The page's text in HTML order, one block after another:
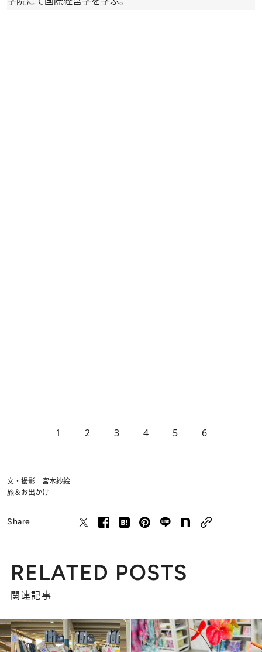
1 2 3 4 5 6
文・撮影＝宮本紗絵
旅＆お出かけ
Share
RELATED POSTS
関連記事